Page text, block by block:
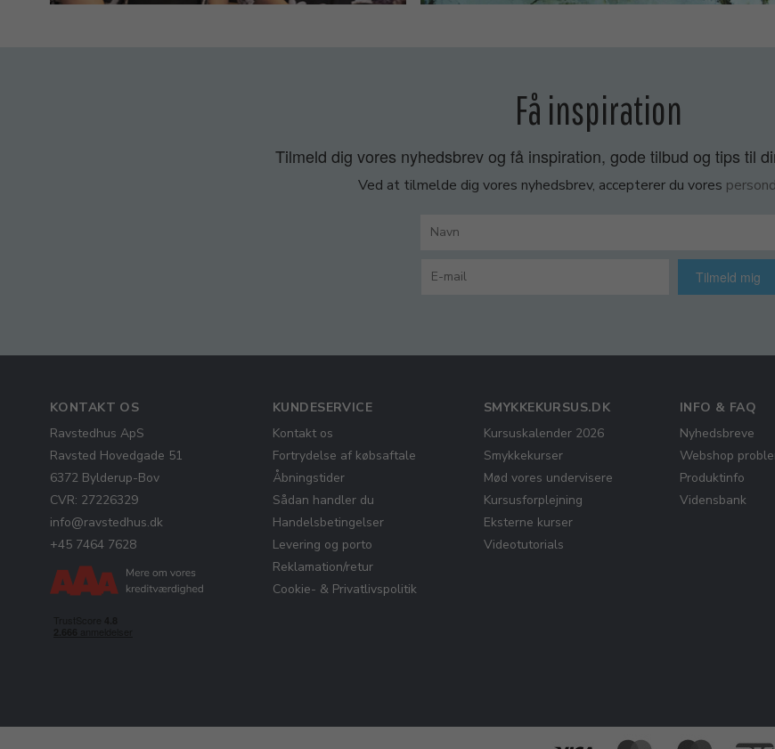
Få inspiration
Tilmeld dig vores nyhedsbrev og få inspiration, gode tilbud og tips til
Ved at tilmelde dig vores nyhedsbrev, accepterer du vores
Tilmeld mig
KONTAKT OS
Ravstedhus ApS
Ravsted Hovedgade 51
6372 Bylderup-Bov
CVR: 27226329
info@ravstedhus.dk
+45 7464 7628
KUNDESERVICE
Kontakt os
Fortrydelse af købsaftale
Åbningstider
Sådan handler du
Handelsbetingelser
Levering og porto
Reklamation/retur
Cookie- & Privatlivspolitik
SMYKKEKURSUS.DK
Kursuskalender 2026
Smykkekurser
Mød vores undervisere
Kursusforplejning
Eksterne kurser
Videotutorials
INFO & FAQ
Nyhedsbreve
Webshop
Produktinfo
Vidensbank